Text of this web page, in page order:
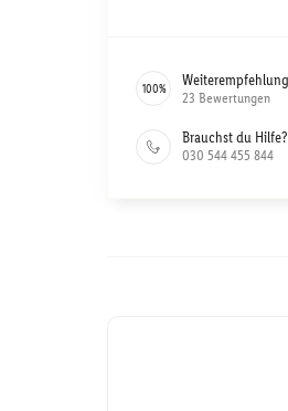
100% Weiterempfehlung
23 Bewertungen
Brauchst du Hilfe?
030 544 455 844